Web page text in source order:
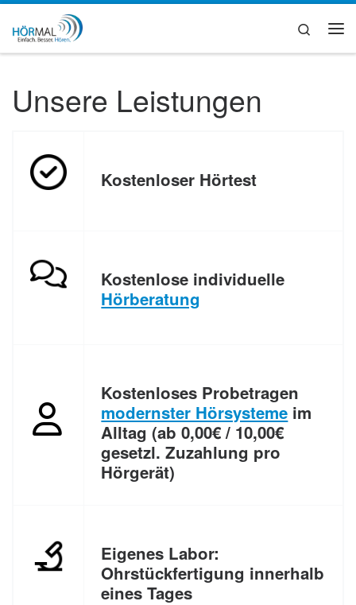
Zum Inhalt springen
Search
Unsere Leistungen
Kostenloser Hörtest
Kostenlose individuelle
Hörberatung
Kostenloses Probetragen
modernster Hörsysteme im
Alltag (ab 0,00€ / 10,00€
gesetzl. Zuzahlung pro
Hörgerät)
Eigenes Labor:
Ohrstückfertigung innerhalb
eines Tages